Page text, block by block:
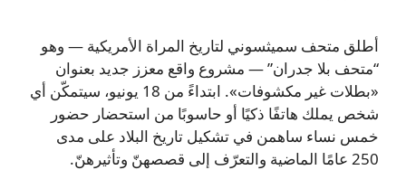
أطلق متحف سميثسوني لتاريخ المراة الأمريكية — وهو
“متحف بلا جدران” — مشروع واقع معزز جديد بعنوان
«بطلات غير مكشوفات». ابتداءً من 18 يونيو، سيتمكّن أي
شخص يملك هاتفًا ذكيًا أو حاسوبًا من استحضار حضور
خمس نساء ساهمن في تشكيل تاريخ البلاد على مدى
250 عامًا الماضية والتعرّف إلى قصصهنّ وتأثيرهنّ.